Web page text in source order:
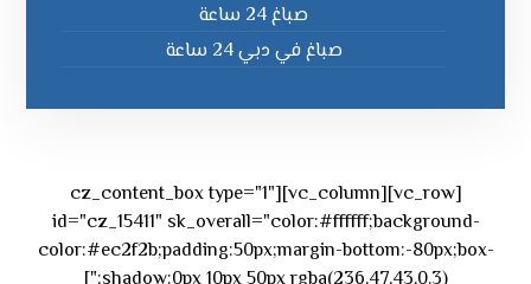
صباغ 24 ساعة
صباغ في دبي 24 ساعة
[vc_row][vc_column][cz_content_box type="1"
id="cz_15411" sk_overall="color:#ffffff;background-
color:#ec2f2b;padding:50px;margin-bottom:-80px;box-